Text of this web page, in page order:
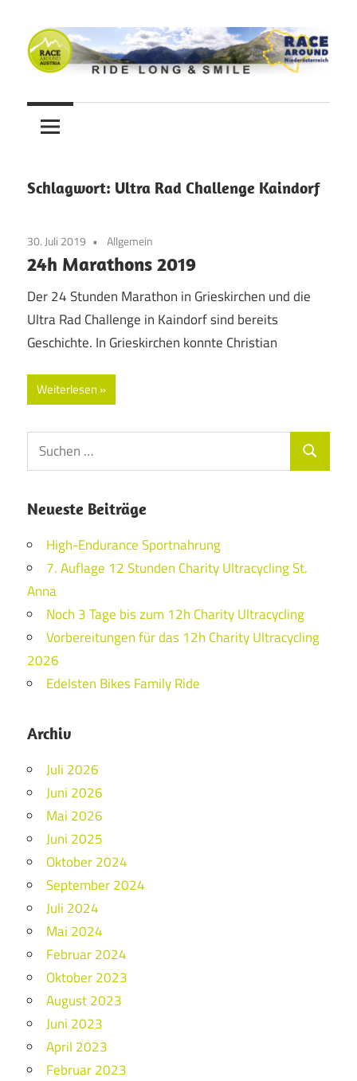
Inhalt
springen
Never
Stop
Cycling
long
Schlagwort: Ultra Rad Challenge Kaindorf
30. Juli 2019 Allgemein
24h Marathons 2019
Der 24 Stunden Marathon in Grieskirchen und die
Ultra Rad Challenge in Kaindorf sind bereits
Geschichte. In Grieskirchen konnte Christian
Weiterlesen
Suchen
nach:
Suchen
Neueste Beiträge
High-Endurance Sportnahrung
7. Auflage 12 Stunden Charity Ultracycling St.
Anna
Noch 3 Tage bis zum 12h Charity Ultracycling
Vorbereitungen für das 12h Charity Ultracycling
2026
Edelsten Bikes Family Ride
Archiv
Juli 2026
Juni 2026
Mai 2026
Juni 2025
Oktober 2024
September 2024
Juli 2024
Mai 2024
Februar 2024
Oktober 2023
August 2023
Juni 2023
April 2023
Februar 2023